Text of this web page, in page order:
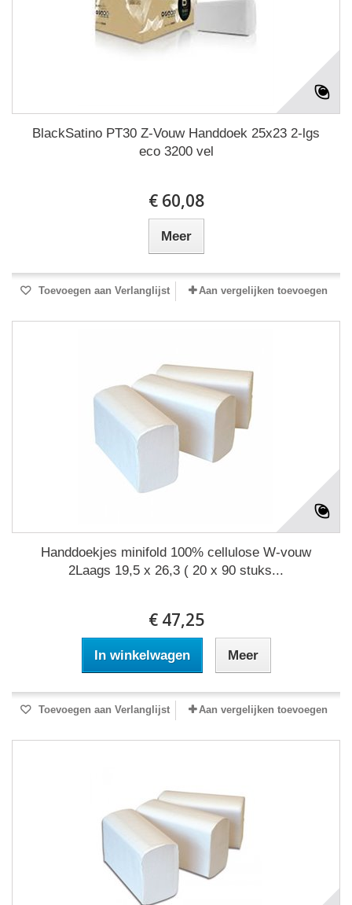
BlackSatino PT30 Z-Vouw Handdoek 25x23 2-lgs
eco 3200 vel
€ 60,08
Meer
Toevoegen aan Verlanglijst Aan vergelijken toevoegen
Handdoekjes minifold 100% cellulose W-vouw
2Laags 19,5 x 26,3 ( 20 x 90 stuks...
€ 47,25
In winkelwagen Meer
Toevoegen aan Verlanglijst Aan vergelijken toevoegen